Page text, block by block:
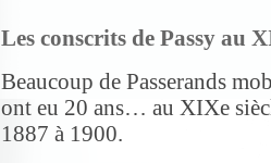
Les conscrits de Passy au
Beaucoup de Passerands
ont eu 20 ans… au XIXe
1887 à 1900.